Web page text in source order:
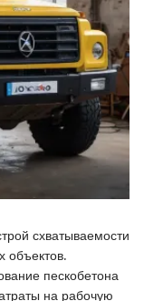
схватываемости
объектов.
пескобетона
на рабочую